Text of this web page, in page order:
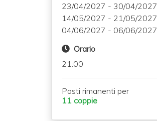
23/04/2027 - 30/04/2027
14/05/2027 - 21/05/2027
04/06/2027 - 06/06/2027
Orario
21:00
Posti rimanenti per
11 coppie